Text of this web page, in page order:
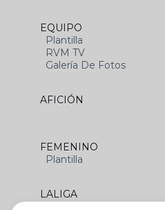
EQUIPO
Plantilla
RVM TV
Galería De Fotos
AFICIÓN
FEMENINO
Plantilla
LALIGA